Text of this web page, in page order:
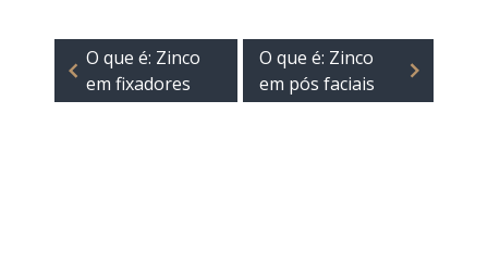
O que é: Zinco
em fixadores
O que é: Zinco
em pós faciais